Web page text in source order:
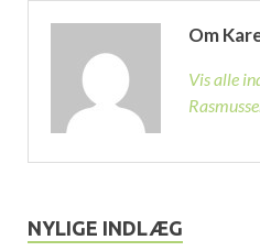
Om
Vis alle
NYLIGE INDLÆG